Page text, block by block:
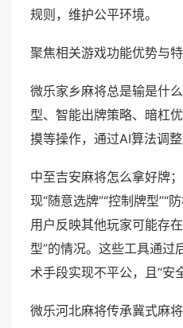
规则，维护公平环境。
聚焦相关游戏功能优势与特
微乐家乡麻将总是输是什
型、智能出牌策略、暗杠
摸等操作，通过AI算法调
中至吉安麻将怎么拿好牌
现“随意选牌”“控制牌型”“
用户反映其他玩家可能存
型”的情况。这些工具通过
术手段实现不平公，且“安
微乐河北麻将传承冀式麻